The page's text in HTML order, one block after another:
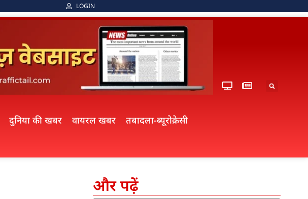
LOGIN
दुनिया की खबर वायरल खबर
तबादला-ब्यूरोक्रेसी
और पढ़ें